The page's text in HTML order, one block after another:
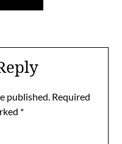
published. Required
*